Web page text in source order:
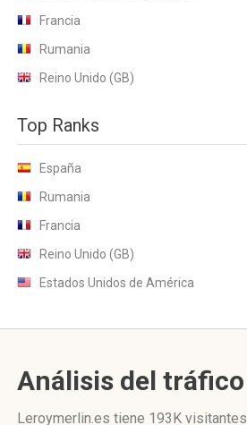
Francia
Rumania
Reino Unido (GB)
Top Ranks
España
Rumania
Francia
Reino Unido (GB)
Estados Unidos de América
Análisis del tráfico
Leroymerlin.es tiene 193K visitantes